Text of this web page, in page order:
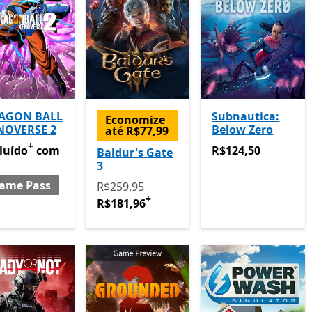
BALL
2
com Game PassOfertas em compras de aplicativos
+ com
Pass
Economize
até R$77,99
Baldur's Gate
3
Originalmente R$259,95 agora R$181,96
R$259,95
R$181,96+
Subnautica:
Below Zero
R$124,50
R$124,50